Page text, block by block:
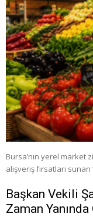
Bursa’nın yerel market
alışveriş fırsatları
Başkan Vekili
Zaman Yanında